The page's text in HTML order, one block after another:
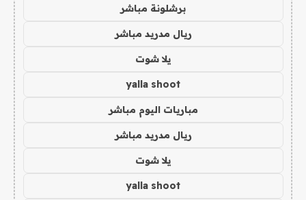
برشلونة مباشر
ريال مدريد مباشر
يلا شوت
yalla shoot
مباريات اليوم مباشر
ريال مدريد مباشر
يلا شوت
yalla shoot